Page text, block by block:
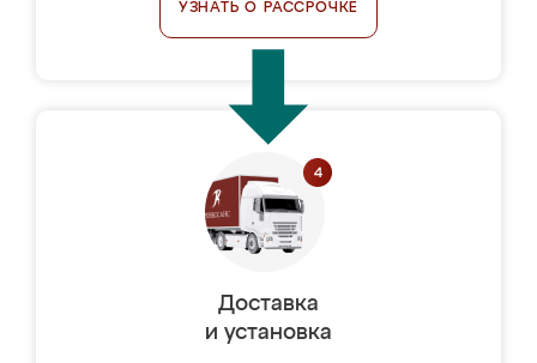
УЗНАТЬ О РАССРОЧКЕ
Доставка
и установка